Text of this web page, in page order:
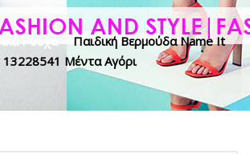
Ρούχα > Παιδική Βερμούδα Name It
13228541 Μέντα Αγόρι